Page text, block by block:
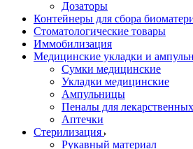
Дозаторы
Контейнеры для сбора
Стоматологические товары
Иммобилизация
Медицинские укладки и
Сумки медицинские
Укладки медицинские
Ампульницы
Пеналы для
Аптечки
Стерилизация
Рукавный материал